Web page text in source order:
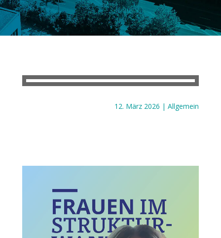
12. März 2026 |Allgemein